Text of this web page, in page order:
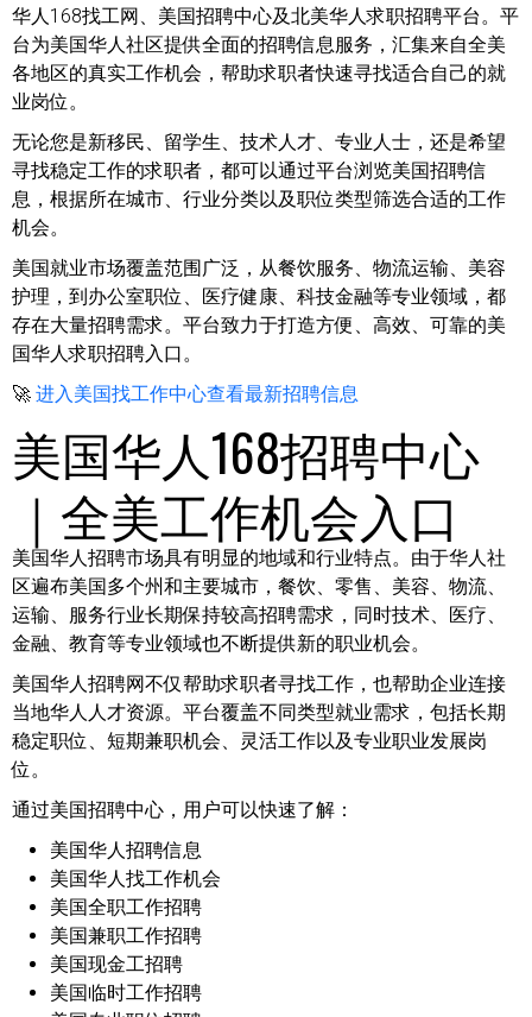
华人168找工网、美国招聘中心及北美华人求职招聘平台。平
台为美国华人社区提供全面的招聘信息服务，汇集来自全美
各地区的真实工作机会，帮助求职者快速寻找适合自己的就
业岗位。
无论您是新移民、留学生、技术人才、专业人士，还是希望
寻找稳定工作的求职者，都可以通过平台浏览美国招聘信
息，根据所在城市、行业分类以及职位类型筛选合适的工作
机会。
美国就业市场覆盖范围广泛，从餐饮服务、物流运输、美容
护理，到办公室职位、医疗健康、科技金融等专业领域，都
存在大量招聘需求。平台致力于打造方便、高效、可靠的美
国华人求职招聘入口。
🚀 进入美国找工作中心查看最新招聘信息
美国华人168招聘中心
｜全美工作机会入口
美国华人招聘市场具有明显的地域和行业特点。由于华人社
区遍布美国多个州和主要城市，餐饮、零售、美容、物流、
运输、服务行业长期保持较高招聘需求，同时技术、医疗、
金融、教育等专业领域也不断提供新的职业机会。
美国华人招聘网不仅帮助求职者寻找工作，也帮助企业连接
当地华人人才资源。平台覆盖不同类型就业需求，包括长期
稳定职位、短期兼职机会、灵活工作以及专业职业发展岗
位。
通过美国招聘中心，用户可以快速了解：
美国华人招聘信息
美国华人找工作机会
美国全职工作招聘
美国兼职工作招聘
美国现金工招聘
美国临时工作招聘